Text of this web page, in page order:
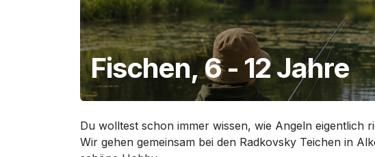
Fischen, 6 - 12 Jahre
Du wolltest schon immer wissen, wie Angeln eigentlich
Wir gehen gemeinsam bei den Radkovsky Teichen in